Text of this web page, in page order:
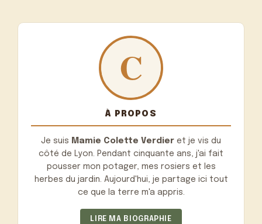
À PROPOS
Je suis Mamie Colette Verdier et je vis du
côté de Lyon. Pendant cinquante ans, j'ai fait
pousser mon potager, mes rosiers et les
herbes du jardin. Aujourd'hui, je partage ici tout
ce que la terre m'a appris.
LIRE MA BIOGRAPHIE